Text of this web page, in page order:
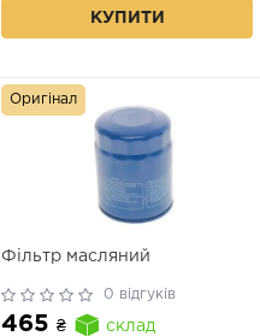
КУПИТИ
Фільтр масляний
0 відгуків
465 ₴ склад
Оригінал